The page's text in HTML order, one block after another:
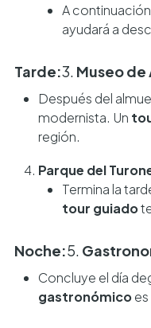
A
ayudará a
Tarde:3. Museo
Después del
modernista. Un
región.
Parque del
Termina la
tour guiado
Noche:5.
Concluye el día
gastronómico